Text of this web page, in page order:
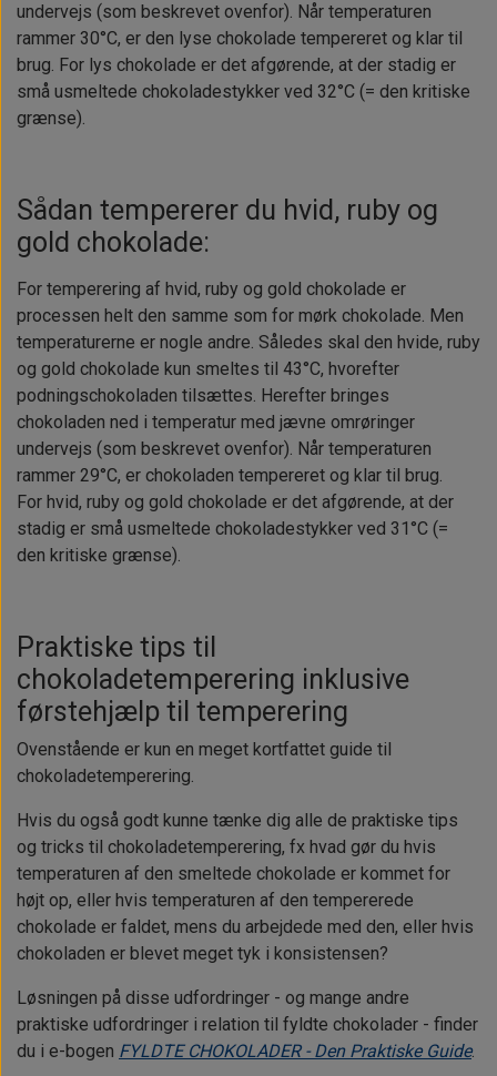
undervejs (som beskrevet ovenfor). Når temperaturen
rammer 30°C, er den lyse chokolade tempereret og klar til
brug. For lys chokolade er det afgørende, at der stadig er
små usmeltede chokoladestykker ved 32°C (= den kritiske
grænse).
Sådan tempererer du hvid, ruby og
gold chokolade:
For temperering af hvid, ruby og gold chokolade er
processen helt den samme som for mørk chokolade. Men
temperaturerne er nogle andre. Således skal den hvide, ruby
og gold chokolade kun smeltes til 43°C, hvorefter
podningschokoladen tilsættes. Herefter bringes
chokoladen ned i temperatur med jævne omrøringer
undervejs (som beskrevet ovenfor). Når temperaturen
rammer 29°C, er chokoladen tempereret og klar til brug.
For hvid, ruby og gold chokolade er det afgørende, at der
stadig er små usmeltede chokoladestykker ved 31°C (=
den kritiske grænse).
Praktiske tips til
chokoladetemperering inklusive
førstehjælp til temperering
Ovenstående er kun en meget kortfattet guide til
chokoladetemperering.
Hvis du også godt kunne tænke dig alle de praktiske tips
og tricks til chokoladetemperering, fx hvad gør du hvis
temperaturen af den smeltede chokolade er kommet for
højt op, eller hvis temperaturen af den tempererede
chokolade er faldet, mens du arbejdede med den, eller hvis
chokoladen er blevet meget tyk i konsistensen?
Løsningen på disse udfordringer - og mange andre
praktiske udfordringer i relation til fyldte chokolader - finder
du i e-bogen FYLDTE CHOKOLADER - Den Praktiske Guide.